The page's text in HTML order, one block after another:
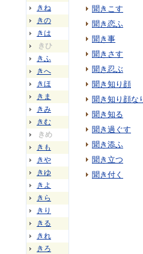
きね
きの
きは
きひ
きふ
きへ
きほ
きま
きみ
きむ
きめ
きも
きや
きゆ
きよ
きら
きり
きる
きれ
きろ
聞きこす
聞き恋ふ
聞き事
聞きさす
聞き忍ぶ
聞き知り顔
聞き知り顔な
聞き知る
聞き過ぐす
聞き添ふ
聞き立つ
聞き付く